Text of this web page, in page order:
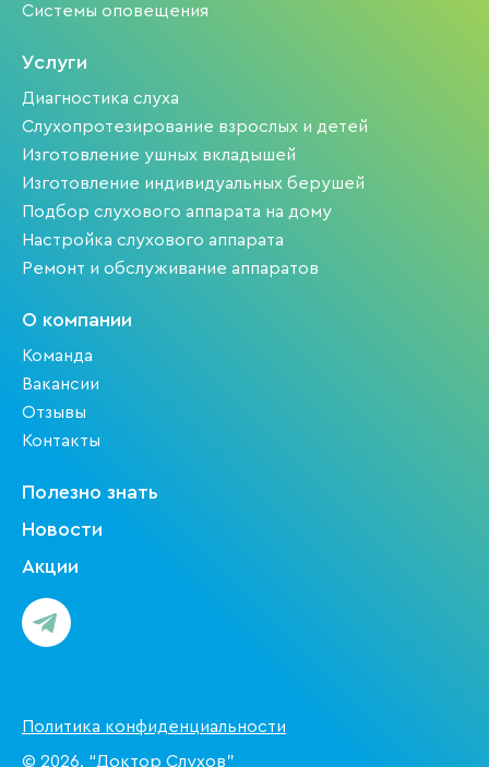
Системы оповещения
Услуги
Диагностика слуха
Слухопротезирование взрослых и детей
Изготовление ушных вкладышей
Изготовление индивидуальных берушей
Подбор слухового аппарата на дому
Настройка слухового аппарата
Ремонт и обслуживание аппаратов
О компании
Команда
Вакансии
Отзывы
Контакты
Полезно знать
Новости
Акции
Политика конфиденциальности
© 2026. “Доктор Слухов”